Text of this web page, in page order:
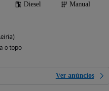
Diesel
Manual
o topo
Ver anúncios